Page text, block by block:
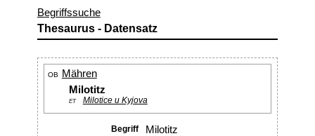
Begriffssuche
Thesaurus - Datensatz
OB
Mähren
Milotitz
ET Milotice u Kyjova
Begriff Milotitz